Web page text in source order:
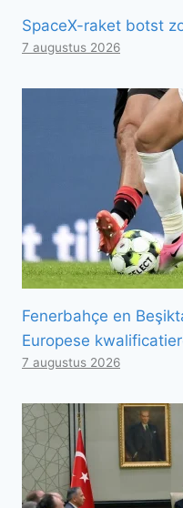
SpaceX-raket botst
7 augustus 2026
Fenerbahçe en
Europese
7 augustus 2026